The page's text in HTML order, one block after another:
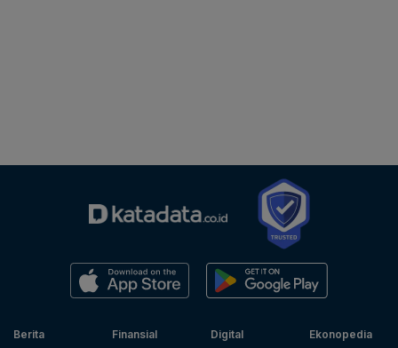
Berita
Finansial
Digital
Ekonopedia